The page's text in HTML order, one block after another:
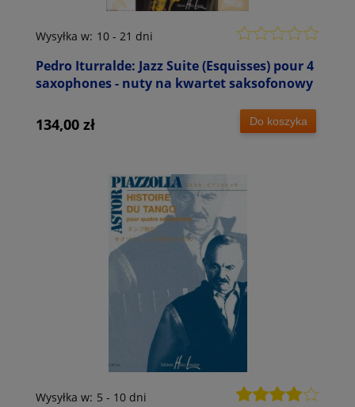
Pedro Iturralde: Jazz Suite (Esquisses) pour 4
saxophones - nuty na kwartet saksofonowy
Wysyłka w: 10 - 21 dni
134,00 zł Do koszyka
Wysyłka w: 5 - 10 dni